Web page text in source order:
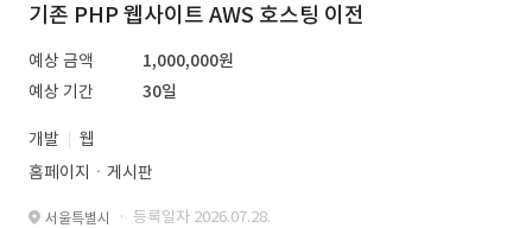
기존 PHP 웹사이트 AWS 호스팅 이전
예상 금액
1,000,000원
예상 기간
30일
개발
웹
홈페이지ㆍ게시판
서울특별시 · 등록일자 2026.07.28.